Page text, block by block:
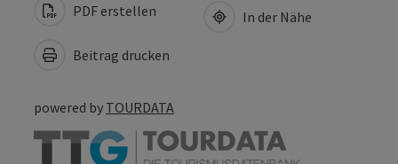
PDF erstellen
Beitrag drucken
In der Nähe
powered by TOURDATA